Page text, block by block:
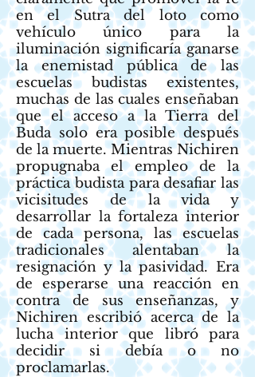
en el Sutra del loto como
vehículo único para la
iluminación significaría ganarse
la enemistad pública de las
escuelas budistas existentes,
muchas de las cuales enseñaban
que el acceso a la Tierra del
Buda solo era posible después
de la muerte. Mientras Nichiren
propugnaba el empleo de la
práctica budista para desafiar las
vicisitudes de la vida y
desarrollar la fortaleza interior
de cada persona, las escuelas
tradicionales alentaban la
resignación y la pasividad. Era
de esperarse una reacción en
contra de sus enseñanzas, y
Nichiren escribió acerca de la
lucha interior que libró para
decidir si debía o no
proclamarlas.